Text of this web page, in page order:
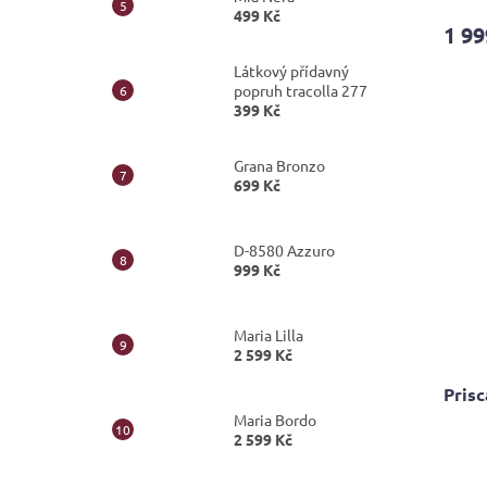
499 Kč
Látkový přídavný
popruh tracolla 277
399 Kč
Grana Bronzo
699 Kč
D-8580 Azzuro
999 Kč
Maria Lilla
2 599 Kč
Maria Bordo
2 599 Kč
je
1